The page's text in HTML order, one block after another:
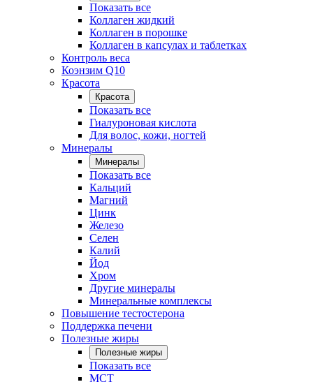
Показать все
Коллаген жидкий
Коллаген в порошке
Коллаген в капсулах и таблетках
Контроль веса
Коэнзим Q10
Красота
Красота
Показать все
Гиалуроновая кислота
Для волос, кожи, ногтей
Минералы
Минералы
Показать все
Кальций
Магний
Цинк
Железо
Селен
Калий
Йод
Хром
Другие минералы
Минеральные комплексы
Повышение тестостерона
Поддержка печени
Полезные жиры
Полезные жиры
Показать все
MCT